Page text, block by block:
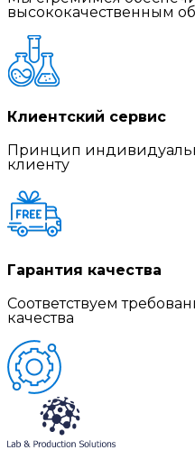
высококачественным
Клиентский сервис
Принцип
клиенту
Гарантия качества
Соответствуем
качества